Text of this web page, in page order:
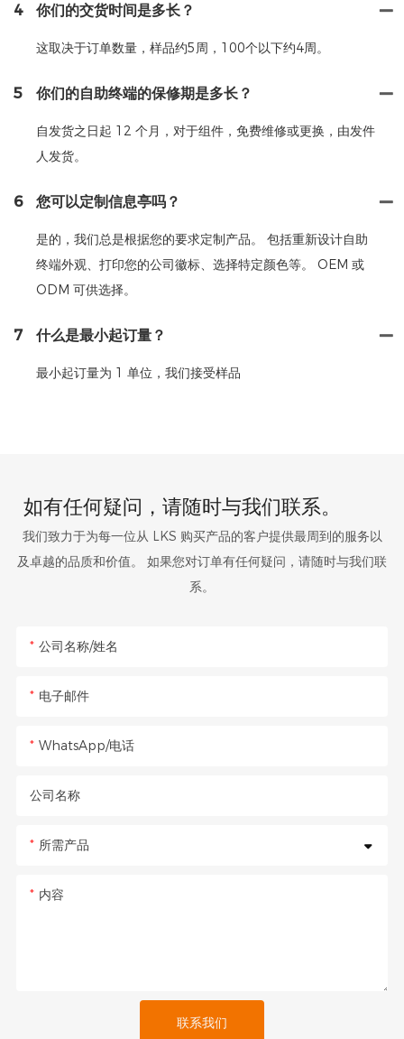
4 你们的交货时间是多长？
这取决于订单数量，样品约5周，100个以下约4周。
5 你们的自助终端的保修期是多长？
自发货之日起 12 个月，对于组件，免费维修或更换，由发件
人发货。
6 您可以定制信息亭吗？
是的，我们总是根据您的要求定制产品。 包括重新设计自助
终端外观、打印您的公司徽标、选择特定颜色等。 OEM 或
ODM 可供选择。
7 什么是最小起订量？
最小起订量为 1 单位，我们接受样品
如有任何疑问，请随时与我们联系。
我们致力于为每一位从 LKS 购买产品的客户提供最周到的服务以
及卓越的品质和价值。 如果您对订单有任何疑问，请随时与我们联
系。
公司名称/姓名
电子邮件
WhatsApp/电话
公司名称
所需产品
内容
联系我们